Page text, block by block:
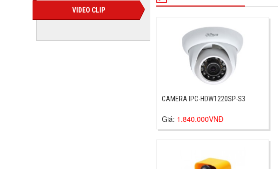
VIDEO CLIP
CAMERA IPC-HDW1220SP-S3
Giá: 1.840.000VNĐ